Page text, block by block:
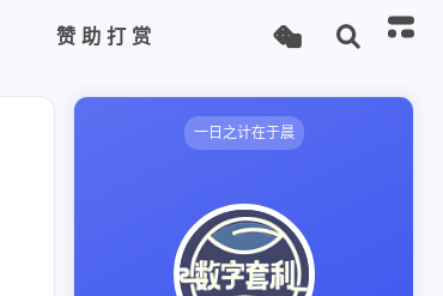
赞助打赏
一日之计在于晨